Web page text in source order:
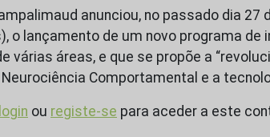
anunciou, no passado dia 27
o lançamento de um novo programa de
várias áreas, e que se propõe a
Comportamental e a
login ou registe-se para aceder a este